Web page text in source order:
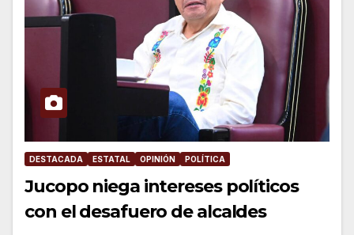
DESTACADA ESTATAL OPINIÓN POLÍTICA
Jucopo niega intereses políticos
con el desafuero de alcaldes